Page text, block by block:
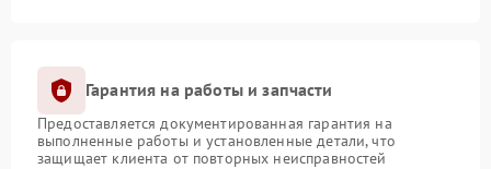
Гарантия на работы и запчасти
Предоставляется документированная гарантия на
выполненные работы и установленные детали, что
защищает клиента от повторных неисправностей